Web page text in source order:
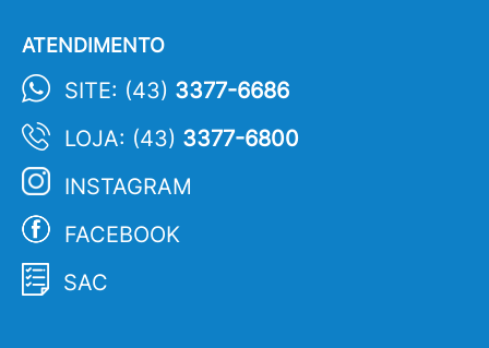
ATENDIMENTO
SITE: (43) 3377-6686
LOJA: (43) 3377-6800
INSTAGRAM
FACEBOOK
SAC